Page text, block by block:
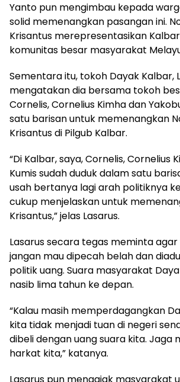
Yanto pun mengimbau kepada
solid memenangkan pasangan ini.
Krisantus merepresentasikan
komunitas besar masyarakat
Sementara itu, tokoh Dayak Kalbar,
mengatakan dia bersama tokoh
Cornelis, Cornelius Kimha dan
satu barisan untuk memenangkan
Krisantus di Pilgub Kalbar.
“Di Kalbar, saya, Cornelis, Cornelius
Kumis sudah duduk dalam satu
usah bertanya lagi arah politiknya
cukup menjelaskan untuk
Krisantus,” jelas Lasarus.
Lasarus secara tegas meminta
jangan mau dipecah belah dan
politik uang. Suara masyarakat
nasib lima tahun ke depan.
“Kalau masih memperdagangkan
kita tidak menjadi tuan di negeri
dibeli dengan uang suara kita. Jaga
harkat kita,” katanya.